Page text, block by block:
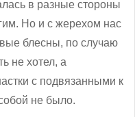
в разные стороны
Но и с жерехом нас
блесны, по случаю
не хотел, а
с подвязанными к
не было.